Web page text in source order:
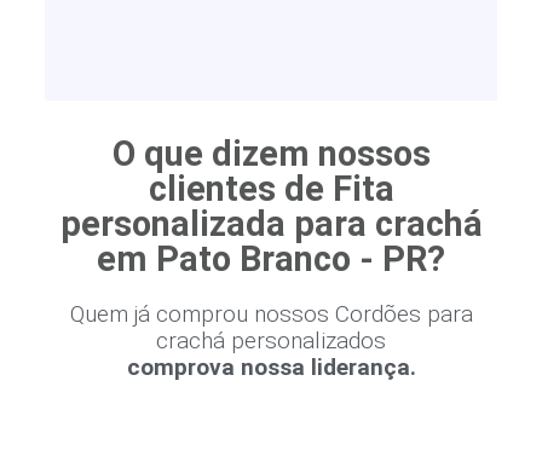
O que dizem nossos
clientes de Fita
personalizada para crachá
em Pato Branco - PR?
Quem já comprou nossos Cordões para
crachá personalizados
comprova nossa liderança.